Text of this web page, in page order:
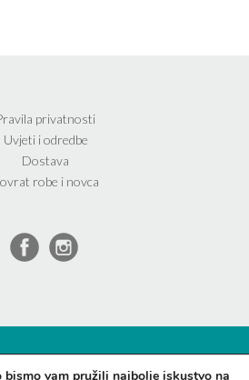
privatnosti
Uvjeti i odredbe
Dostava
robe i novca
vam pružili najbolje iskustvo na